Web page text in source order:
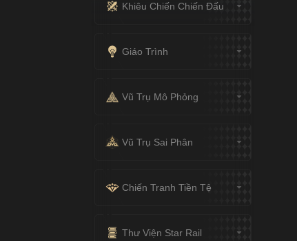
Khiêu Chiến Chiến Đấu
Giáo Trình
Vũ Trụ Mô Phỏng
Vũ Trụ Sai Phân
Chiến Tranh Tiền Tệ
Thư Viện Star Rail